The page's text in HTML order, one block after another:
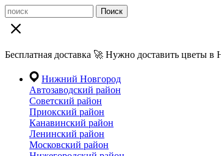
Поиск
Бесплатная доставка 🚀 Нужно доставить цветы
Нижний Новгород
Автозаводский район
Советский район
Приокский район
Канавинский район
Ленинский район
Московский район